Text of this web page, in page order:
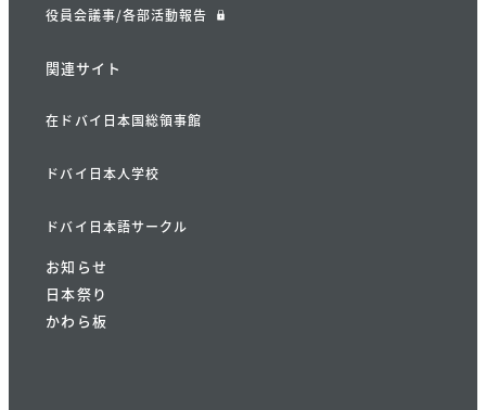
役員会議事/各部活動報告
関連サイト
在ドバイ日本国総領事館
ドバイ日本人学校
ドバイ日本語サークル
お知らせ
日本祭り
かわら板